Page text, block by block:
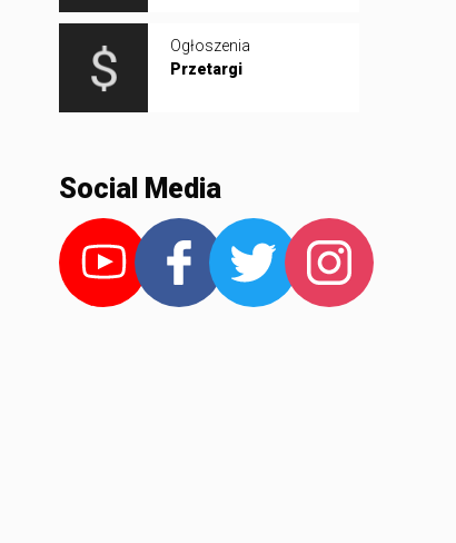
Ogłoszenia
Przetargi
Social Media